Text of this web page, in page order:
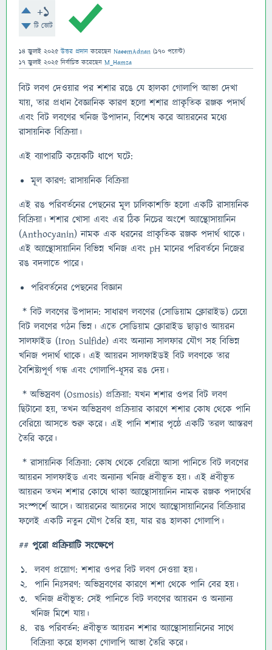
+1
টি ভোট
14 জুলাই 2025 উত্তর প্রদান করেছেন NaeemAdnan (170 পয়েন্ট)
17 জুলাই 2025 নির্বাচিত করেছেন M_Hamza
বিট লবণ দেওয়ার পর শশার রঙে যে হালকা গোলাপি আভা দেখা
যায়, তার প্রধান বৈজ্ঞানিক কারণ হলো শশার প্রাকৃতিক রঞ্জক পদার্থ
এবং বিট লবণের খনিজ উপাদান, বিশেষ করে আয়রনের মধ্যে
রাসায়নিক বিক্রিয়া।
এই ব্যাপারটি কয়েকটি ধাপে ঘটে:
মূল কারণ: রাসায়নিক বিক্রিয়া
এই রঙ পরিবর্তনের পেছনের মূল চালিকাশক্তি হলো একটি রাসায়নিক
বিক্রিয়া। শশার খোসা এবং এর ঠিক নিচের অংশে অ্যান্থোসায়ানিন
(Anthocyanin) নামক এক ধরনের প্রাকৃতিক রঞ্জক পদার্থ থাকে।
এই অ্যান্থোসায়ানিন বিভিন্ন খনিজ এবং pH মানের পরিবর্তনে নিজের
রঙ বদলাতে পারে।
পরিবর্তনের পেছনের বিজ্ঞান
* বিট লবণের উপাদান: সাধারণ লবণের (সোডিয়াম ক্লোরাইড) চেয়ে
বিট লবণের গঠন ভিন্ন। এতে সোডিয়াম ক্লোরাইড ছাড়াও আয়রন
সালফাইড (Iron Sulfide) এবং অন্যান্য সালফার যৌগ সহ বিভিন্ন
খনিজ পদার্থ থাকে। এই আয়রন সালফাইডই বিট লবণকে তার
বৈশিষ্ট্যপূর্ণ গন্ধ এবং গোলাপি-ধূসর রঙ দেয়।
* অভিস্রবণ (Osmosis) প্রক্রিয়া: যখন শশার ওপর বিট লবণ
ছিটানো হয়, তখন অভিস্রবণ প্রক্রিয়ার কারণে শশার কোষ থেকে পানি
বেরিয়ে আসতে শুরু করে। এই পানি শশার পৃষ্ঠে একটি তরল আস্তরণ
তৈরি করে।
* রাসায়নিক বিক্রিয়া: কোষ থেকে বেরিয়ে আসা পানিতে বিট লবণের
আয়রন সালফাইড এবং অন্যান্য খনিজ দ্রবীভূত হয়। এই দ্রবীভূত
আয়রন তখন শশার কোষে থাকা অ্যান্থোসায়ানিন নামক রঞ্জক পদার্থের
সংস্পর্শে আসে। আয়রনের আয়নের সাথে অ্যান্থোসায়ানিনের বিক্রিয়ার
ফলেই একটি নতুন যৌগ তৈরি হয়, যার রঙ হালকা গোলাপি।
## পুরো প্রক্রিয়াটি সংক্ষেপে
লবণ প্রয়োগ: শশার ওপর বিট লবণ দেওয়া হয়।
পানি নিঃসরণ: অভিস্রবণের কারণে শশা থেকে পানি বের হয়।
খনিজ দ্রবীভূত: সেই পানিতে বিট লবণের আয়রন ও অন্যান্য
খনিজ মিশে যায়।
রঙ পরিবর্তন: দ্রবীভূত আয়রন শশার অ্যান্থোসায়ানিনের সাথে
বিক্রিয়া করে হালকা গোলাপি আভা তৈরি করে।